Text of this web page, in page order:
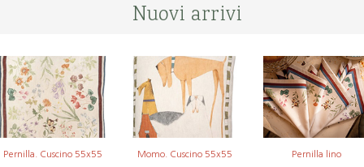
Nuovi arrivi
Pernilla. Cuscino 55x55 Momo. Cuscino 55x55 Pernilla lino